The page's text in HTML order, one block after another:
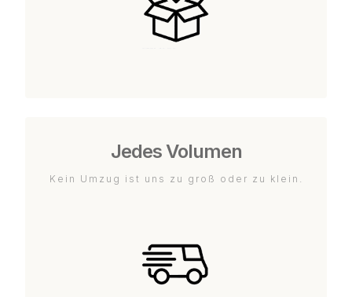
Jedes Volumen
Kein Umzug ist uns zu groß oder zu klein.